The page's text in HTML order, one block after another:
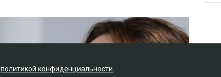
политикой конфиденциальности